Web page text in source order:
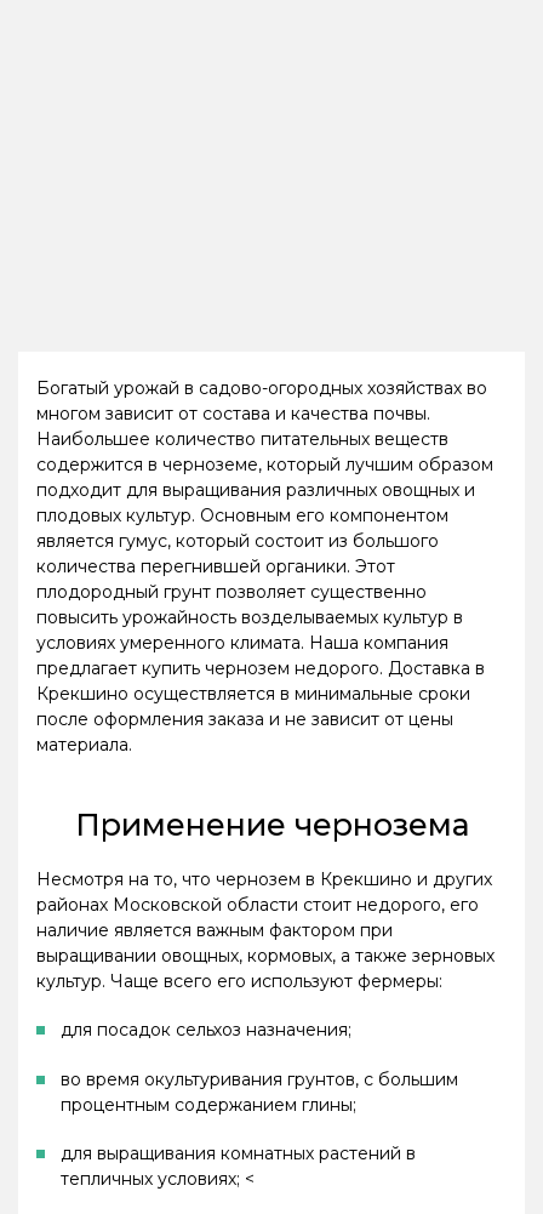
Богатый урожай в садово-огородных хозяйствах во
многом зависит от состава и качества почвы.
Наибольшее количество питательных веществ
содержится в черноземе, который лучшим образом
подходит для выращивания различных овощных и
плодовых культур. Основным его компонентом
является гумус, который состоит из большого
количества перегнившей органики. Этот
плодородный грунт позволяет существенно
повысить урожайность возделываемых культур в
условиях умеренного климата. Наша компания
предлагает купить чернозем недорого. Доставка в
Крекшино осуществляется в минимальные сроки
после оформления заказа и не зависит от цены
материала.
Применение чернозема
Несмотря на то, что чернозем в Крекшино и других
районах Московской области стоит недорого, его
наличие является важным фактором при
выращивании овощных, кормовых, а также зерновых
культур. Чаще всего его используют фермеры:
для посадок сельхоз назначения;
во время окультуривания грунтов, с большим
процентным содержанием глины;
для выращивания комнатных растений в
тепличных условиях; <